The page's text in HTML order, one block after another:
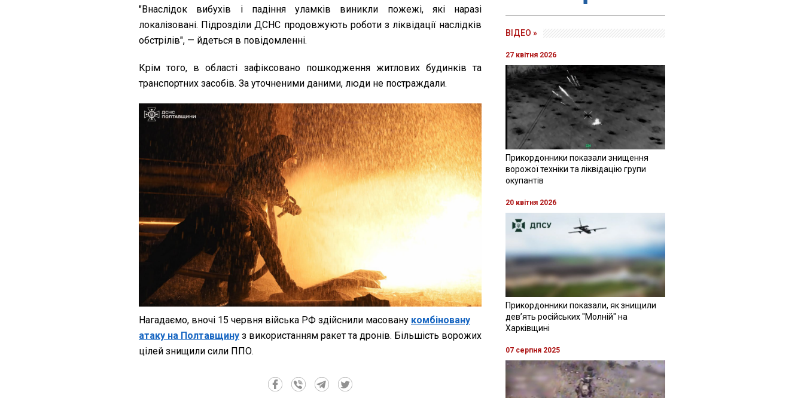
"Внаслідок вибухів і падіння уламків виникли пожежі, які наразі
локалізовані. Підрозділи ДСНС продовжують роботи з ліквідації наслідків
обстрілів", — йдеться в повідомленні.
Крім того, в області зафіксовано пошкодження житлових будинків та
транспортних засобів. За уточненими даними, люди не постраждали.
Нагадаємо, вночі 15 червня війська РФ здійснили масовану комбіновану
атаку на Полтавщину з використанням ракет та дронів. Більшість ворожих
цілей знищили сили ППО.
ВІДЕО »
27 квітня 2026
Прикордонники показали знищення
ворожої техніки та ліквідацію групи
окупантів
20 квітня 2026
Прикордонники показали, як знищили
девʼять російських "Молній" на
Харківщині
07 серпня 2025